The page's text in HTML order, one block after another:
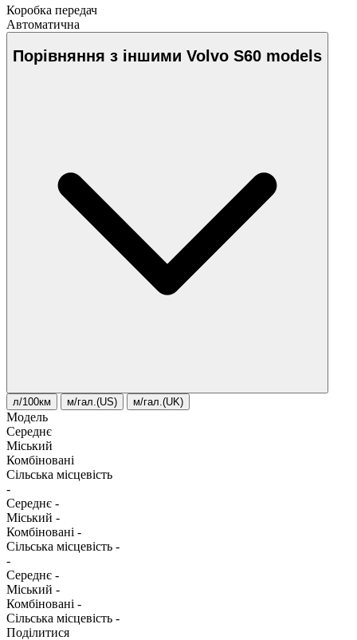
Коробка передач
Автоматична
Порівняння з іншими Volvo S60 models
л/100км м/гал.(US) м/гал.(UK)
Модель
Середнє
Міський
Комбіновані
Сільська місцевість
-
Середнє -
Міський -
Комбіновані -
Сільська місцевість -
-
Середнє -
Міський -
Комбіновані -
Сільська місцевість -
Поділитися